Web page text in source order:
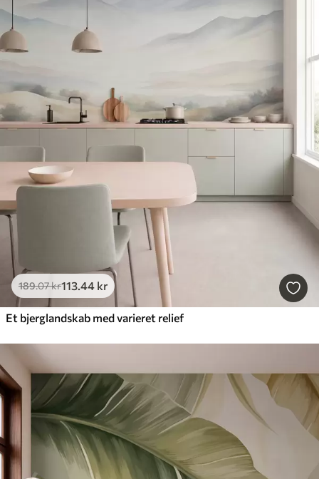
189.07kr113.44 kr
Et bjerglandskab med varieret relief